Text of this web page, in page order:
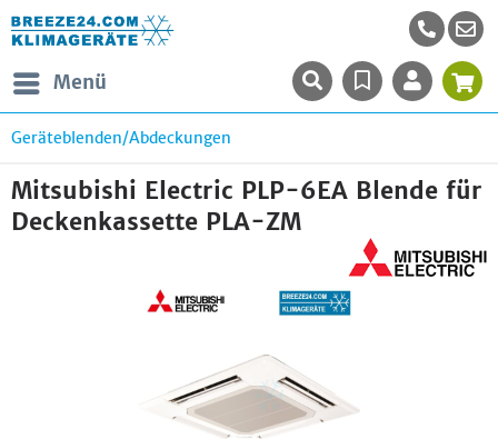
Menü
Geräteblenden/Abdeckungen
Mitsubishi Electric PLP-6EA Blende für
Deckenkassette PLA-ZM